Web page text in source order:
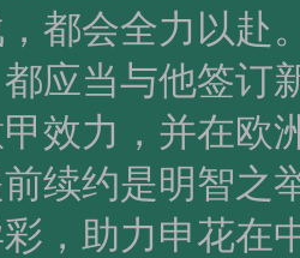
都会全力以赴
应当与他签订
效力，并在欧
续约是明智之
，助力申花在